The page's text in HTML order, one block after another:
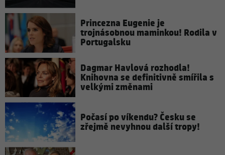
Princezna Eugenie je
trojnásobnou maminkou! Rodila v
Portugalsku
Dagmar Havlová rozhodla!
Knihovna se definitivně smířila s
velkými změnami
Počasí po víkendu? Česku se
zřejmě nevyhnou další tropy!